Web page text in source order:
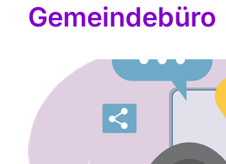
Gemeindebüro